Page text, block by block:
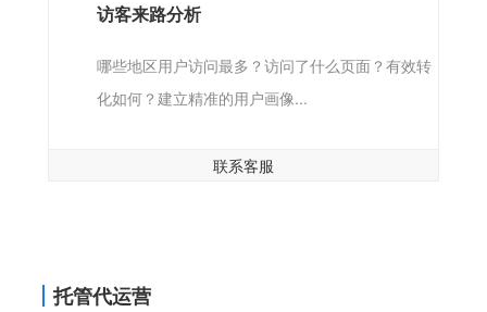
访客来路分析
哪些地区用户访问最多？访问了什么页面？有效转
化如何？建立精准的用户画像...
联系客服
托管代运营